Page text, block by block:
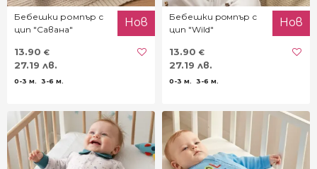
Бебешки ромпър с
цип "Савана"
Нов
13.90 €
27.19 лв.
0-3 м. 3-6 м.
Бебешки рoмпър с
цип "Wild"
Нов
13.90 €
27.19 лв.
0-3 м. 3-6 м.